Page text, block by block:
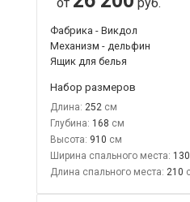
Фабрика - Викдол
Механизм - дельфин
Ящик для белья
Набор размеров
Длина: 252
Глубина: 168
Высота: 910
Ширина спального места: 130
Длина спального места: 210